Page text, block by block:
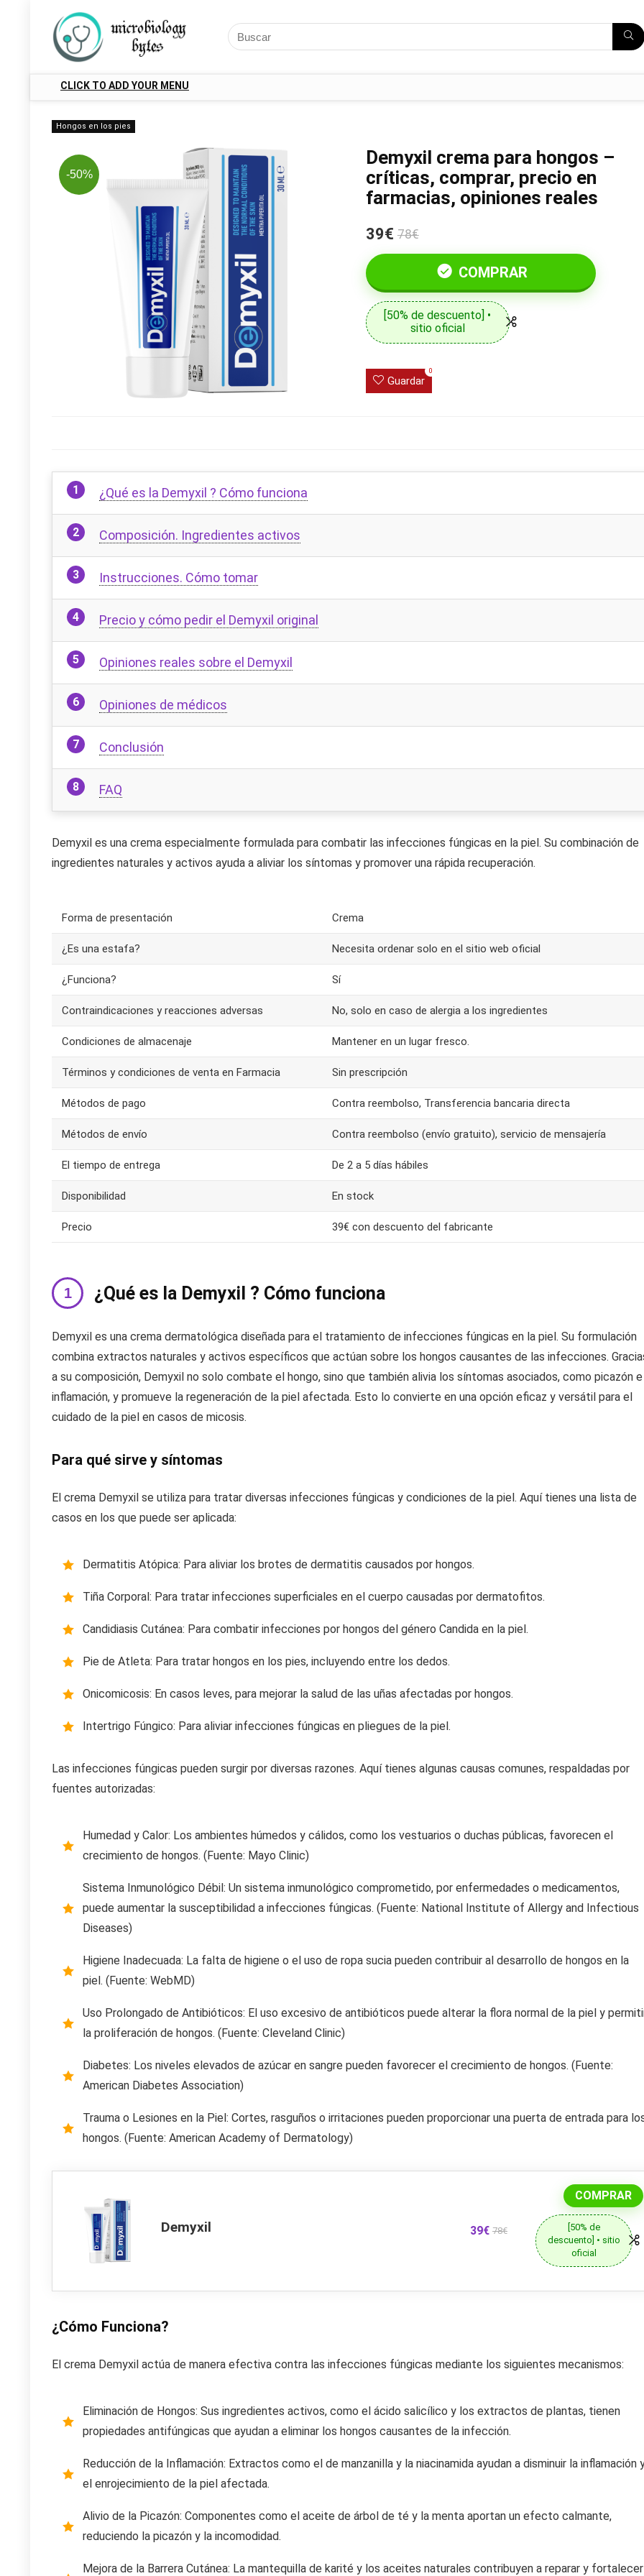
CLICK TO ADD YOUR MENU
Hongos en los pies
-50%
Demyxil crema para hongos –
críticas, comprar, precio en
farmacias, opiniones reales
39€ 78€
COMPRAR
[50% de descuento] •
sitio oficial
Guardar
0
¿Qué es la Demyxil ? Cómo funciona
Composición. Ingredientes activos
Instrucciones. Cómo tomar
Precio y cómo pedir el Demyxil original
Opiniones reales sobre el Demyxil
Opiniones de médicos
Conclusión
FAQ
Demyxil es una crema especialmente formulada para combatir las infecciones fúngicas en la piel. Su combinación de
ingredientes naturales y activos ayuda a aliviar los síntomas y promover una rápida recuperación.
Forma de presentación Crema
¿Es una estafa? Necesita ordenar solo en el sitio web oficial
¿Funciona? Sí
Contraindicaciones y reacciones adversas No, solo en caso de alergia a los ingredientes
Condiciones de almacenaje Mantener en un lugar fresco.
Términos y condiciones de venta en Farmacia Sin prescripción
Métodos de pago Contra reembolso, Transferencia bancaria directa
Métodos de envío Contra reembolso (envío gratuito), servicio de mensajería
El tiempo de entrega De 2 a 5 días hábiles
Disponibilidad En stock
Precio 39€ con descuento del fabricante
¿Qué es la Demyxil ? Cómo funciona
Demyxil es una crema dermatológica diseñada para el tratamiento de infecciones fúngicas en la piel. Su formulación
combina extractos naturales y activos específicos que actúan sobre los hongos causantes de las infecciones.
a su composición, Demyxil no solo combate el hongo, sino que también alivia los síntomas asociados, como picazón e
inflamación, y promueve la regeneración de la piel afectada. Esto lo convierte en una opción eficaz y versátil para el
cuidado de la piel en casos de micosis.
Para qué sirve y síntomas
El crema Demyxil se utiliza para tratar diversas infecciones fúngicas y condiciones de la piel. Aquí tienes una lista de
casos en los que puede ser aplicada:
Dermatitis Atópica: Para aliviar los brotes de dermatitis causados por hongos.
Tiña Corporal: Para tratar infecciones superficiales en el cuerpo causadas por dermatofitos.
Candidiasis Cutánea: Para combatir infecciones por hongos del género Candida en la piel.
Pie de Atleta: Para tratar hongos en los pies, incluyendo entre los dedos.
Onicomicosis: En casos leves, para mejorar la salud de las uñas afectadas por hongos.
Intertrigo Fúngico: Para aliviar infecciones fúngicas en pliegues de la piel.
Las infecciones fúngicas pueden surgir por diversas razones. Aquí tienes algunas causas comunes, respaldadas por
fuentes autorizadas:
Humedad y Calor: Los ambientes húmedos y cálidos, como los vestuarios o duchas públicas, favorecen el
crecimiento de hongos. (Fuente: Mayo Clinic)
Sistema Inmunológico Débil: Un sistema inmunológico comprometido, por enfermedades o medicamentos,
puede aumentar la susceptibilidad a infecciones fúngicas. (Fuente: National Institute of Allergy and Infectious
Diseases)
Higiene Inadecuada: La falta de higiene o el uso de ropa sucia pueden contribuir al desarrollo de hongos en la
piel. (Fuente: WebMD)
Uso Prolongado de Antibióticos: El uso excesivo de antibióticos puede alterar la flora normal de la piel y
la proliferación de hongos. (Fuente: Cleveland Clinic)
Diabetes: Los niveles elevados de azúcar en sangre pueden favorecer el crecimiento de hongos. (Fuente:
American Diabetes Association)
Trauma o Lesiones en la Piel: Cortes, rasguños o irritaciones pueden proporcionar una puerta de entrada para
hongos. (Fuente: American Academy of Dermatology)
Demyxil 39€ 78€
COMPRAR
[50% de
descuento] • sitio
oficial
¿Cómo Funciona?
El crema Demyxil actúa de manera efectiva contra las infecciones fúngicas mediante los siguientes mecanismos:
Eliminación de Hongos: Sus ingredientes activos, como el ácido salicílico y los extractos de plantas, tienen
propiedades antifúngicas que ayudan a eliminar los hongos causantes de la infección.
Reducción de la Inflamación: Extractos como el de manzanilla y la niacinamida ayudan a disminuir la inflamación
el enrojecimiento de la piel afectada.
Alivio de la Picazón: Componentes como el aceite de árbol de té y la menta aportan un efecto calmante,
reduciendo la picazón y la incomodidad.
Mejora de la Barrera Cutánea: La mantequilla de karité y los aceites naturales contribuyen a reparar y fortalecer